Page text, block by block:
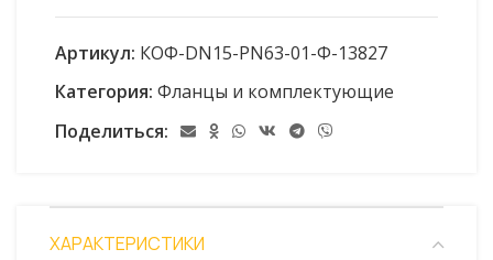
Артикул: КОФ-DN15-PN63-01-Ф-13827
Категория: Фланцы и комплектующие
Поделиться:
ХАРАКТЕРИСТИКИ